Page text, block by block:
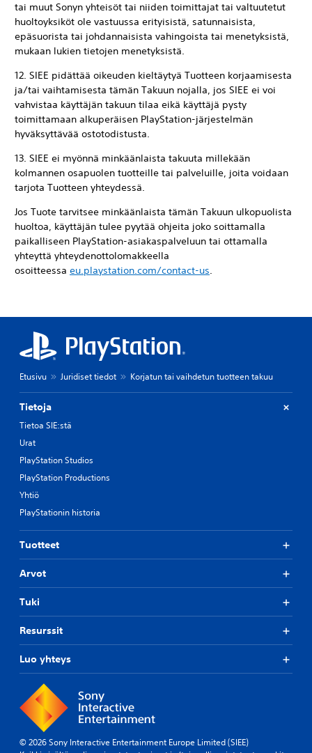
tai muut Sonyn yhteisöt tai niiden toimittajat tai valtuutetut
huoltoyksiköt ole vastuussa erityisistä, satunnaisista,
epäsuorista tai johdannaisista vahingoista tai menetyksistä,
mukaan lukien tietojen menetyksistä.
12. SIEE pidättää oikeuden kieltäytyä Tuotteen korjaamisesta
ja/tai vaihtamisesta tämän Takuun nojalla, jos SIEE ei voi
vahvistaa käyttäjän takuun tilaa eikä käyttäjä pysty
toimittamaan alkuperäisen PlayStation-järjestelmän
hyväksyttävää ostotodistusta.
13. SIEE ei myönnä minkäänlaista takuuta millekään
kolmannen osapuolen tuotteille tai palveluille, joita voidaan
tarjota Tuotteen yhteydessä.
Jos Tuote tarvitsee minkäänlaista tämän Takuun ulkopuolista
huoltoa, käyttäjän tulee pyytää ohjeita joko soittamalla
paikalliseen PlayStation-asiakaspalveluun tai ottamalla
yhteyttä yhteydenottolomakkeella
osoitteessa eu.playstation.com/contact-us.
Etusivu Juridiset tiedot Korjatun tai vaihdetun tuotteen takuu
Tietoja
Tietoa SIE:stä
Urat
PlayStation Studios
PlayStation Productions
Yhtiö
PlayStationin historia
Tuotteet
Arvot
Tuki
Resurssit
Luo yhteys
© 2026 Sony Interactive Entertainment Europe Limited (SIEE)